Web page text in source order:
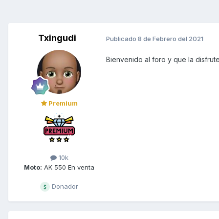
Txingudi
Premium
10k
Moto: AK 550 En venta
Donador
Publicado 8 de Febrero del 2021
Bienvenido al foro y que la